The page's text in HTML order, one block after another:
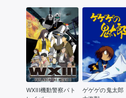
WXIII機動警察パト
ゲゲゲの鬼太郎